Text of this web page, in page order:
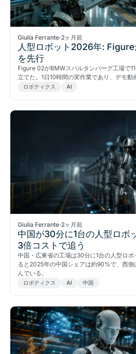
Giulia Ferrante·2ヶ月前
人型ロボット2026年:
を先行
Figure 02がBMWスパルタンバーグ工場で
立てた。1日10時間の実作業であり、デモ動
ロボティクス AI
Giulia Ferrante·2ヶ月前
中国が30分に1台の人型ロボ
3倍コストで追う
中国・広東省の工場は30分に1台の人型ロボ
ると2025年の中国シェアは約90%で、西側
んでいる。
ロボティクス AI 中国